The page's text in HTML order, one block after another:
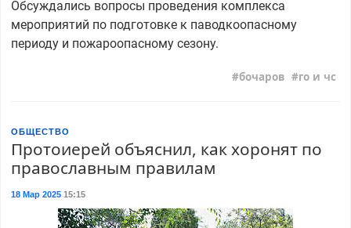
Обсуждались вопросы проведения комплекса
мероприятий по подготовке к паводкоопасному
периоду и пожароопасному сезону.
бочаров го и чс
ОБЩЕСТВО
Протоиерей объяснил, как хоронят по
православным правилам
18 Мар 202515:15